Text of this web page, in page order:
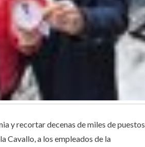
y recortar decenas de miles de puestos
Cavallo, a los empleados de la